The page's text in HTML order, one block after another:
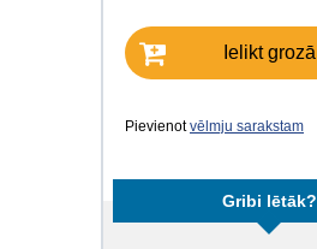
Ielikt grozā
Pievienotvēlmju sarakstam
Gribi lētāk?